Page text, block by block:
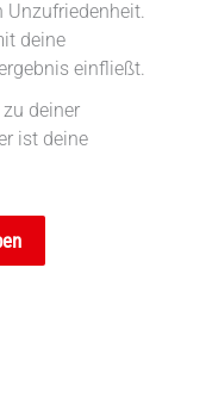
Unzufriedenheit.
deine
einfließt.
deiner
ist deine